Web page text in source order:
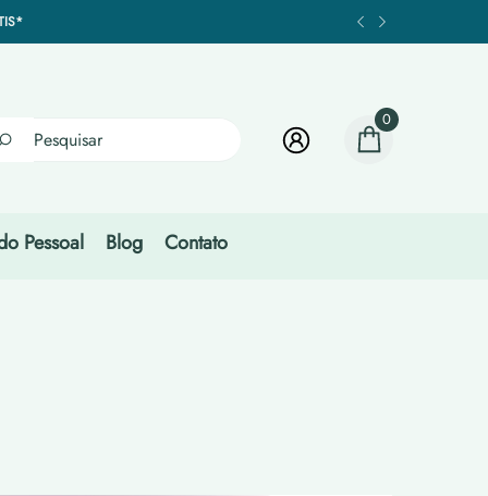
PARCEIROS
0
Pessoal Blog Contato